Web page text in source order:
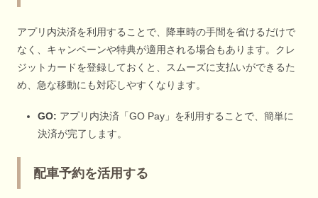
アプリ内決済を利用することで、降車時の手間を省けるだけで
なく、キャンペーンや特典が適用される場合もあります。クレ
ジットカードを登録しておくと、スムーズに支払いができるた
め、急な移動にも対応しやすくなります。
GO: アプリ内決済「GO Pay」を利用することで、簡単に
決済が完了します。
配車予約を活用する